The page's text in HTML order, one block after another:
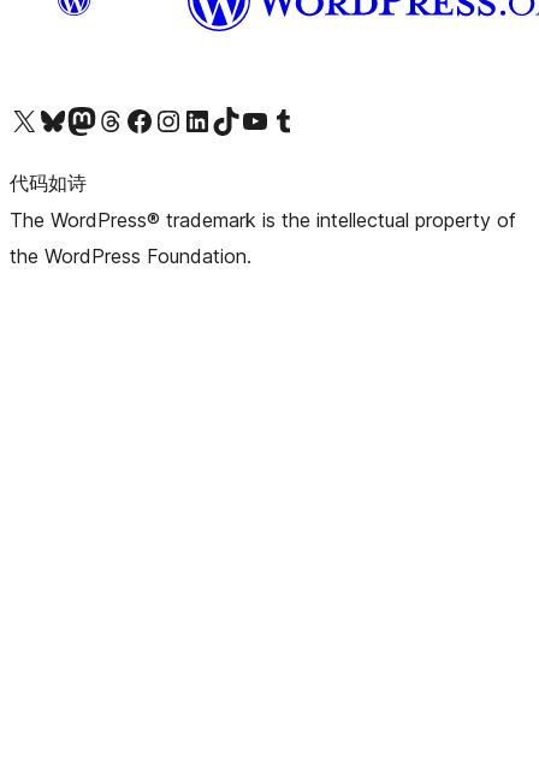
关注我们的 X（原 Twitter）账号访问我们的 Bluesky 账号关注我们的 Mastodon 账号访问我们的 Threads 账号 访问我们的 Facebook 公共主页关注我们的 Instagram 账号 关注我们的 LinkedIn 主页访问我们的 TikTok 账号访问我们的 YouTube 频道 访问我们的 Tumblr 账号
代码如诗
The WordPress® trademark is the intellectual property of
the WordPress Foundation.